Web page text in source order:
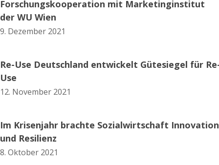
Forschungskooperation mit Marketinginstitut
der WU Wien
9. Dezember 2021
Re-Use Deutschland entwickelt Gütesiegel für
Use
12. November 2021
Im Krisenjahr brachte Sozialwirtschaft Innovation
und Resilienz
8. Oktober 2021